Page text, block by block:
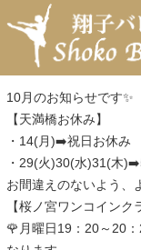
10月天満橋日程＆桜ノ宮
10月のお知らせです✨
【天満橋お休み】
・14(月)➡️祝日お休み
・29(火)30(水)31(木
お間違えのないよう、
【桜ノ宮ワンコインク
🌹月曜日19：20～20